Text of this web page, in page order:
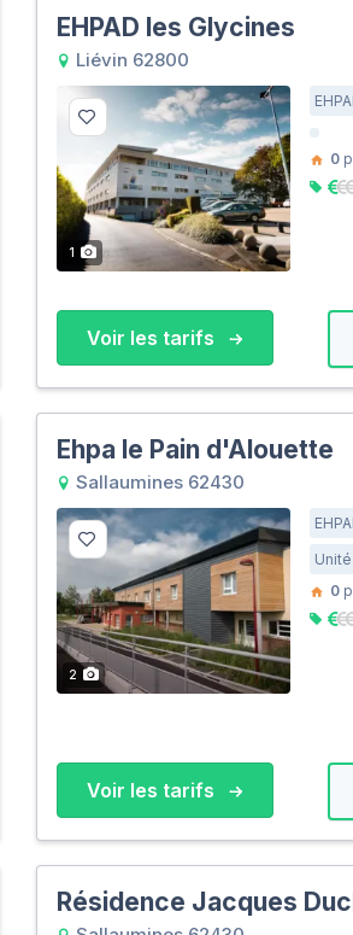
EHPAD les Glycines
Liévin 62800
1
0
Voir les tarifs
Ehpa le Pain d'Alouette
Sallaumines 62430
2
0
Voir les tarifs
Résidence Jacques